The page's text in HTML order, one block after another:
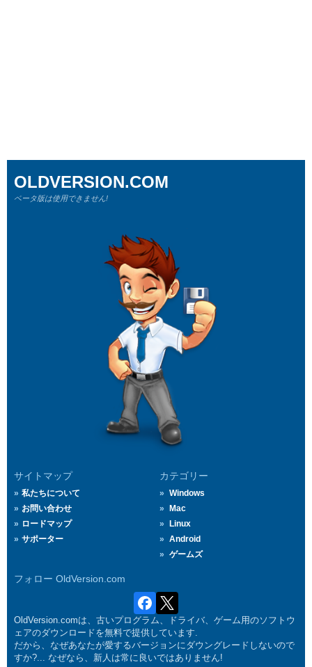
サイトマップ
私たちについて
お問い合わせ
ロードマップ
サポーター
カテゴリー
Windows
Mac
Linux
Android
ゲームズ
フォロー OldVersion.com
OLDVERSION.COM
ベータ版は使用できません!
OldVersion.comは、古いプログラム、ドライバ、ゲーム用のソフトウ
ェアのダウンロードを無料で提供しています.
だから、なぜあなたが愛するバージョンにダウングレードしないので
すか?... なぜなら、新人は常に良いではありません!